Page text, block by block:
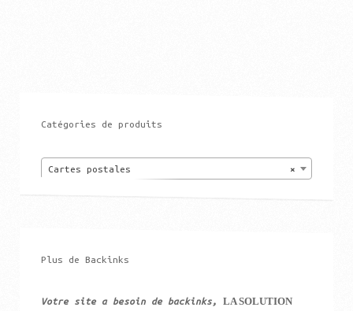
Catégories de produits
×
Cartes postales
Plus de Backinks
Votre site a besoin de backinks, LA SOLUTION